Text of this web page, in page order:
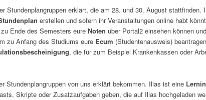
Stundenplangruppen erklärt, die am 28. und 30. August
erstellen und sofern ihr Veranstaltungen online habt
Ende des Semesters eure Noten über Portal2 einsehen können
zu Anfang des Studiums eure Ecum (Studentenausweis)
, die für zum Beispiel Krankenkassen oder
Stundenplangruppen von uns erklärt bekommen. Ilias ist eine
Skripte oder Zusatzaufgaben geben, die auf Ilias hochgeladen